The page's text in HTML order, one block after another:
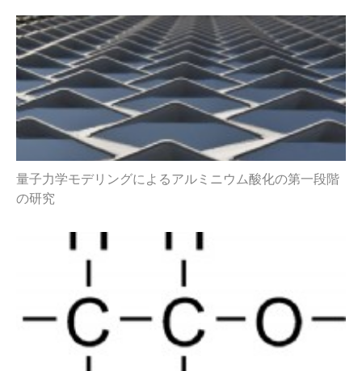
量子力学モデリングによるアルミニウム酸化の第一段階
の研究